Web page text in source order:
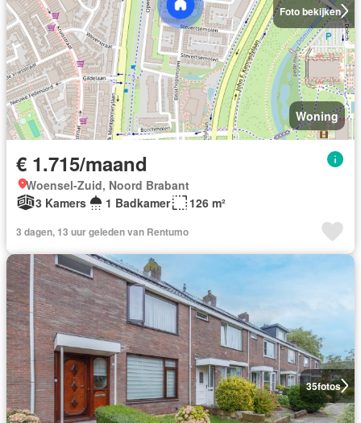
Foto bekijken
Woning
€ 1.715/maand
Woensel-Zuid, Noord Brabant
3 Kamers
1 Badkamer 126 m²
3 dagen, 13 uur geleden van Rentumo
35fotos